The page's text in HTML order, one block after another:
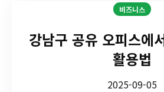
비즈니스
강남구 공유 오피스에
활용법
2025-09-05